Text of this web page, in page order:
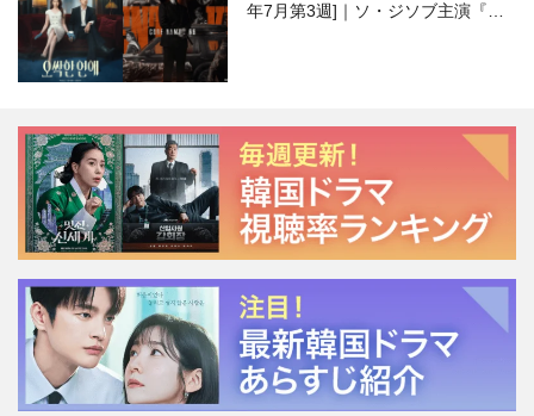
年7月第3週]｜ソ・ジソブ主演『エ